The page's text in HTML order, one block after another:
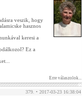
veszik, hogy
hasznos
keresi a
Ez a
Erre válaszolok...
379. • 2017-03-23 16:38:04